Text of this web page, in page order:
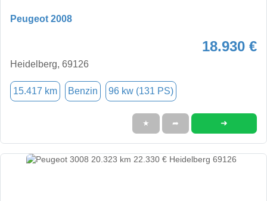
Peugeot 2008
18.930 €
Heidelberg, 69126
15.417 km Benzin 96 kw (131 PS)
★ ➦ ➜